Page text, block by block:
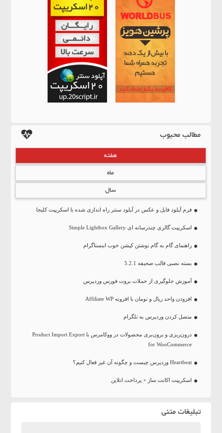
مطالب محبوب
هفته
ماه
سال
فرم آپلود فایل و عکس در آپلود سنتر راه اندازی شده با اسکریپت کلیجا
اسکریپت گالری چندرسانه ای Simple Lightbox Gallery
راهنمای گام به گام نوشتن کپشن خوب اینستاگرام
بسته نصبی قالب صحیفه 5.2.1
آموزش جلوگیری از حملات بروت فورس وردپرس
افزودن واحد ریال و تومان با افزونه Affiliate WP
متصل کردن وردپرس به تلگرام
درون‌ریزی و برون‌بری محصولات در ووکامرس با Product Import Export
for WooCommerce
Heartbeat وردپرس چیست و چگونه آن غیر فعال کنیم؟
اسکریپت اکانت ساز + پرداخت انلاین
تبلیغات متنی